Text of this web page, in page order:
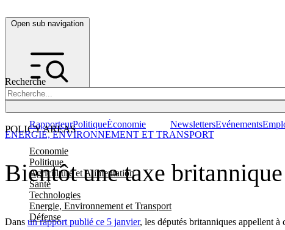
Open sub navigation
Recherche
POLICY AREAS
Economie
Politique
Agriculture et Alimentation
Santé
Technologies
Energie, Environnement et Transport
Défense
RapporteurPolitiqueÉconomie NewslettersEvénements
Bientôt une taxe
Dans un rapport publié ce 5 janvier, les députés britanniques appellent
ENERGIE, ENVIRONNEMENT ET TRANSPORT